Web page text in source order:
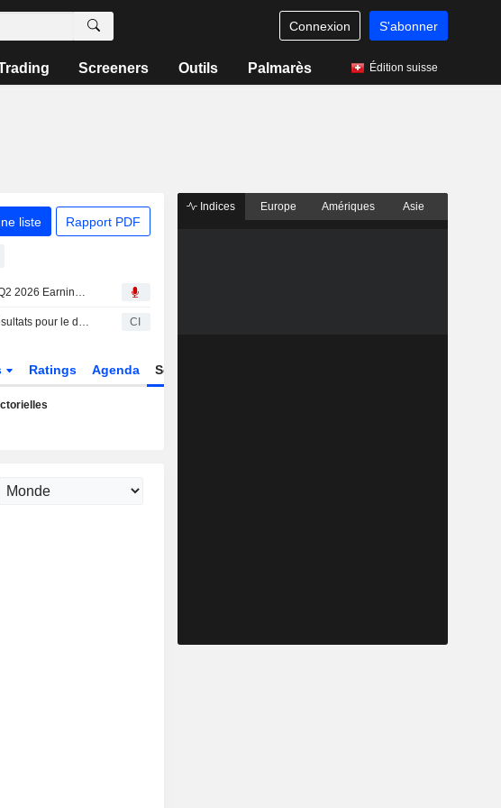
Connexion S'abonner
Screeners Outils Palmarès Édition suisse
liste Rapport PDF
Transcript : Cipher Digital Inc., Q2 2026 Earnings Call, Aug 04, 2026
Cipher Digital Inc. publie ses résultats pour le deuxième trimestre et le premier semestre clos le 30 juin 2026 CI
Ratings Agenda Secteur
Indices Europe Amériques Asie